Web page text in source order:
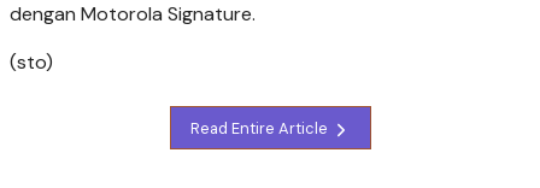
dengan Motorola Signature.
(sto)
Read Entire Article